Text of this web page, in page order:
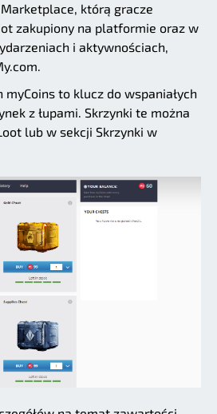
którą gracze
zakupiony na platformie oraz w
i aktywnościach,
myCoins to klucz do wspaniałych
z łupami. Skrzynki te można
lub w sekcji Skrzynki w